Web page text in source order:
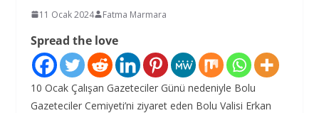
11 Ocak 2024 Fatma Marmara
Spread the love
10 Ocak Çalışan Gazeteciler Günü nedeniyle Bolu
Gazeteciler Cemiyeti’ni ziyaret eden Bolu Valisi Erkan